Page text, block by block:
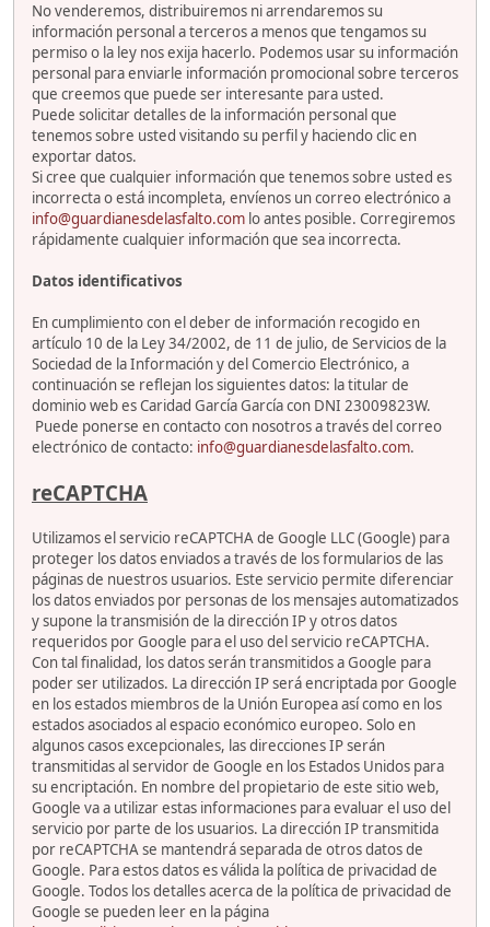
No venderemos, distribuiremos ni arrendaremos su
información personal a terceros a menos que tengamos su
permiso o la ley nos exija hacerlo. Podemos usar su información
personal para enviarle información promocional sobre terceros
que creemos que puede ser interesante para usted.
Puede solicitar detalles de la información personal que
tenemos sobre usted visitando su perfil y haciendo clic en
exportar datos.
Si cree que cualquier información que tenemos sobre usted es
incorrecta o está incompleta, envíenos un correo electrónico a
info@guardianesdelasfalto.com lo antes posible. Corregiremos
rápidamente cualquier información que sea incorrecta.
Datos identificativos
En cumplimiento con el deber de información recogido en
artículo 10 de la Ley 34/2002, de 11 de julio, de Servicios de la
Sociedad de la Información y del Comercio Electrónico, a
continuación se reflejan los siguientes datos: la titular de
dominio web es Caridad García García con DNI 23009823W.
Puede ponerse en contacto con nosotros a través del correo
electrónico de contacto: info@guardianesdelasfalto.com.
reCAPTCHA
Utilizamos el servicio reCAPTCHA de Google LLC (Google) para
proteger los datos enviados a través de los formularios de las
páginas de nuestros usuarios. Este servicio permite diferenciar
los datos enviados por personas de los mensajes automatizados
y supone la transmisión de la dirección IP y otros datos
requeridos por Google para el uso del servicio reCAPTCHA.
Con tal finalidad, los datos serán transmitidos a Google para
poder ser utilizados. La dirección IP será encriptada por Google
en los estados miembros de la Unión Europea así como en los
estados asociados al espacio económico europeo. Solo en
algunos casos excepcionales, las direcciones IP serán
transmitidas al servidor de Google en los Estados Unidos para
su encriptación. En nombre del propietario de este sitio web,
Google va a utilizar estas informaciones para evaluar el uso del
servicio por parte de los usuarios. La dirección IP transmitida
por reCAPTCHA se mantendrá separada de otros datos de
Google. Para estos datos es válida la política de privacidad de
Google. Todos los detalles acerca de la política de privacidad de
Google se pueden leer en la página